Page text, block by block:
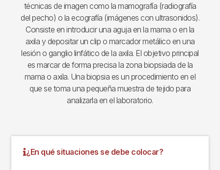
técnicas de imagen como la mamografía (radiografía
del pecho) o la ecografía (imágenes con ultrasonidos).
Consiste en introducir una aguja en la mama o en la
axila y depositar un clip o marcador metálico en una
lesión o ganglio linfático de la axila. El objetivo principal
es marcar de forma precisa la zona biopsiada de la
mama o axila. Una biopsia es un procedimiento en el
que se toma una pequeña muestra de tejido para
analizarla en el laboratorio.
¿En qué situaciones se debe colocar?